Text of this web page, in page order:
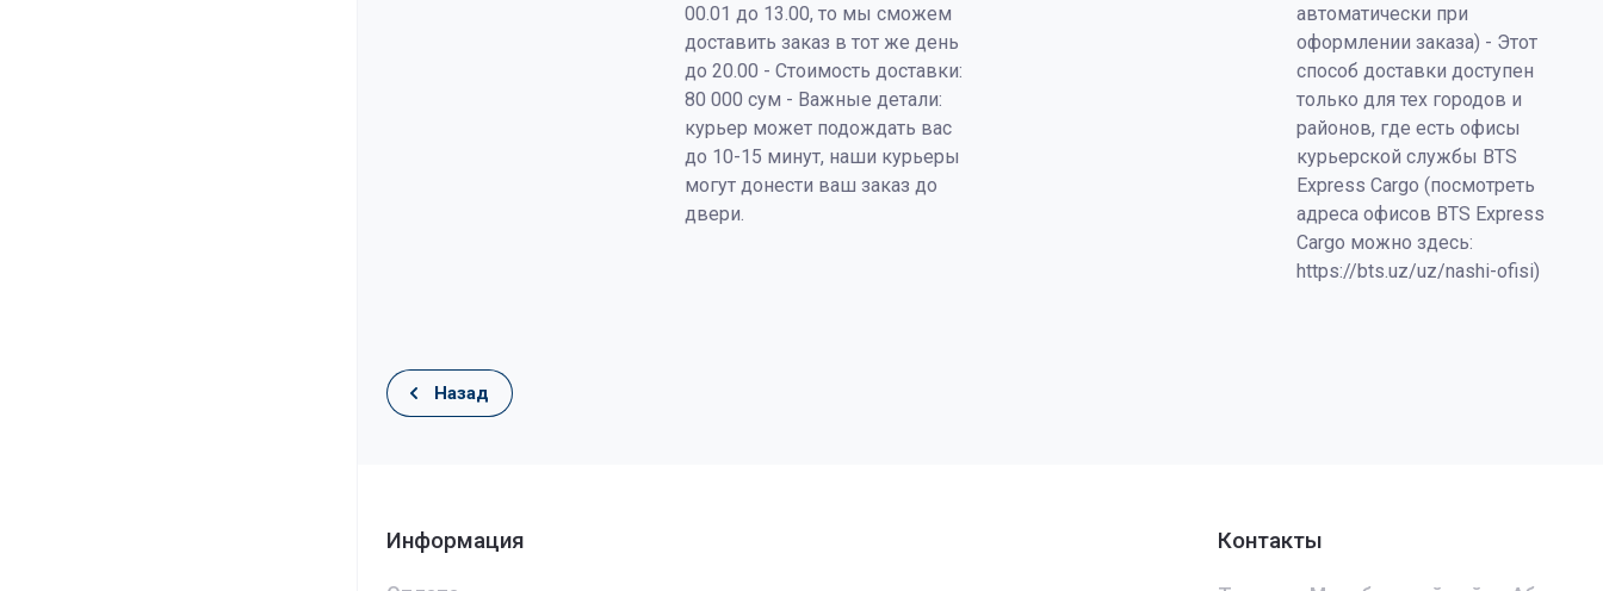
00.01 до 13.00, то мы сможем
доставить заказ в тот же день
до 20.00 - Стоимость доставки:
80 000 сум - Важные детали:
курьер может подождать вас
до 10-15 минут, наши курьеры
могут донести ваш заказ до
двери.
автоматически при
оформлении заказа) - Этот
способ доставки доступен
только для тех городов и
районов, где есть офисы
курьерской службы BTS
Express Cargo (посмотреть
адреса офисов BTS Express
Cargo можно здесь:
https://bts.uz/uz/nashi-ofisi)
Назад
Информация Контакты